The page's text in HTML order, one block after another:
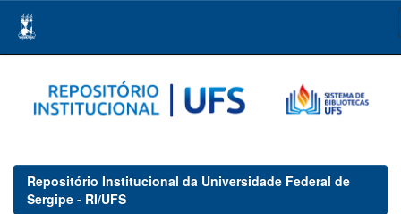
navigation
Repositório Institucional da Universidade Federal de
Sergipe - RI/UFS